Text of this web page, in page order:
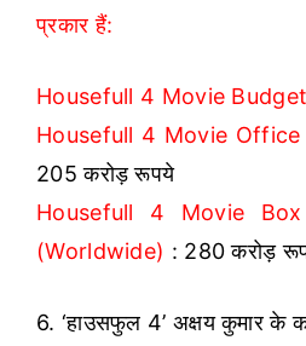
प्रकार हैं:
Housefull 4 Movie Budget
Housefull 4 Movie
205 करोड़ रूपये
Housefull 4 Movie
(Worldwide) : 280 करोड़
6. ‘हाउसफुल 4’ अक्षय कुमार के